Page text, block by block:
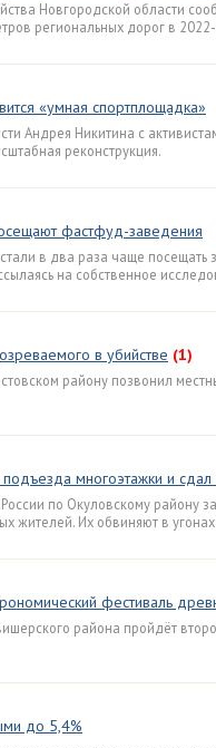
Новгородской области
региональных дорог в
«умная спортплощадка»
Андрея Никитина с
реконструкция.
фастфуд-заведения
в два раза чаще
на собственное
в убийстве (1)
району позвонил
многоэтажки и
по Окуловскому району
жителей. Их обвиняют в
фестиваль
района пройдёт
до 5,4%